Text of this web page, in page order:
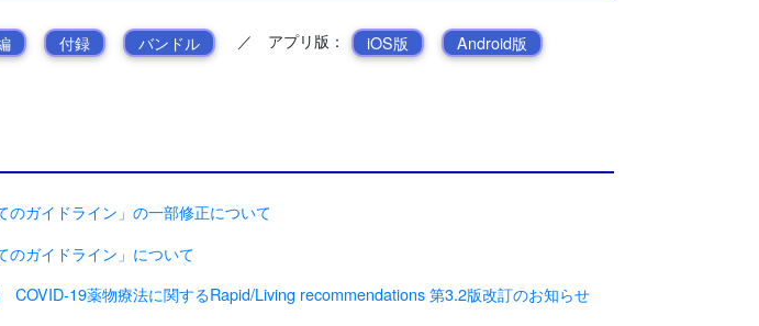
付録 バンドル ／ アプリ版： iOS版
Android版
のガイドライン」の一部修正について
のガイドライン」について
19薬物療法に関するRapid/Living recommendations 第3.2版改訂のお知らせ